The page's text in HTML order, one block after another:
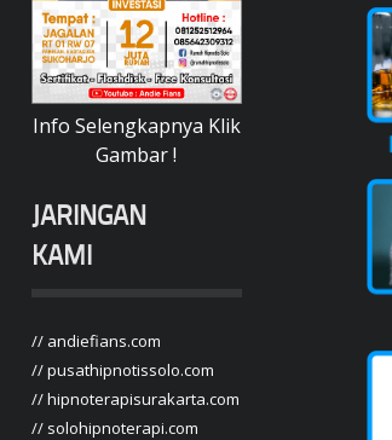
Info Selengkapnya Klik
Gambar !
JARINGAN
KAMI
// andiefians.com
// pusathipnotissolo.com
// hipnoterapisurakarta.com
// solohipnoterapi.com